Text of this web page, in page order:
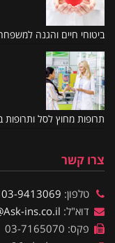
ביטוחי חיים והגנה
תרופות מחוץ לסל
צרו קשר
טלפון: 03-9413069
דוא"ל: ins.co.il
פקס: 03-7165070